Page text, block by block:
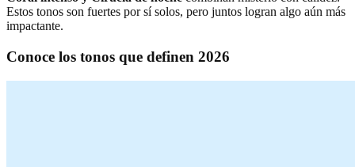
Estos tonos son fuertes por sí solos, pero juntos logran algo aún más
impactante.
Conoce los tonos que definen 2026